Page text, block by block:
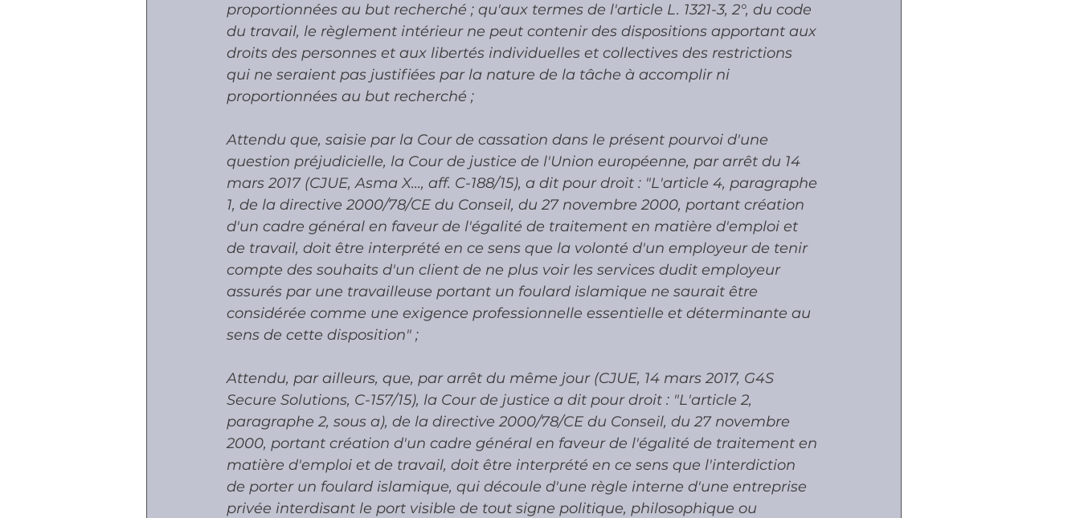
proportionnées au but recherché ; qu'aux termes de l'article L. 1321-3, 2°, du code
du travail, le règlement intérieur ne peut contenir des dispositions apportant aux
droits des personnes et aux libertés individuelles et collectives des restrictions
qui ne seraient pas justifiées par la nature de la tâche à accomplir ni
proportionnées au but recherché ;
Attendu que, saisie par la Cour de cassation dans le présent pourvoi d'une
question préjudicielle, la Cour de justice de l'Union européenne, par arrêt du 14
mars 2017 (CJUE, Asma X..., aff. C-188/15), a dit pour droit : "L'article 4, paragraphe
1, de la directive 2000/78/CE du Conseil, du 27 novembre 2000, portant création
d'un cadre général en faveur de l'égalité de traitement en matière d'emploi et
de travail, doit être interprété en ce sens que la volonté d'un employeur de tenir
compte des souhaits d'un client de ne plus voir les services dudit employeur
assurés par une travailleuse portant un foulard islamique ne saurait être
considérée comme une exigence professionnelle essentielle et déterminante au
sens de cette disposition" ;
Attendu, par ailleurs, que, par arrêt du même jour (CJUE, 14 mars 2017, G4S
Secure Solutions, C-157/15), la Cour de justice a dit pour droit : "L'article 2,
paragraphe 2, sous a), de la directive 2000/78/CE du Conseil, du 27 novembre
2000, portant création d'un cadre général en faveur de l'égalité de traitement en
matière d'emploi et de travail, doit être interprété en ce sens que l'interdiction
de porter un foulard islamique, qui découle d'une règle interne d'une entreprise
privée interdisant le port visible de tout signe politique, philosophique ou